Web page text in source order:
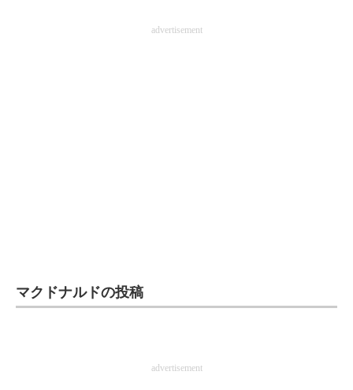
企業向けIT製品の総合サイト
ちょっと気になるネットの話題
advertisement
マクドナルドの投稿
advertisement